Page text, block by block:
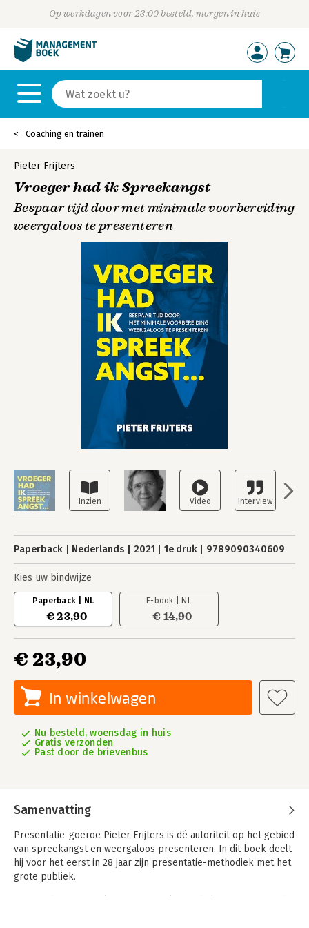
Op werkdagen voor 23:00 besteld, morgen in huis
Coaching en trainen
Pieter Frijters
Vroeger had ik Spreekangst
Bespaar tijd door met minimale voorbereiding
weergaloos te presenteren
Paperback Nederlands 2021 1e druk 9789090340609
Kies uw bindwijze
Paperback | NL
€ 23,90
E-book | NL
€ 14,90
€ 23,90
In winkelwagen
Nu besteld, woensdag in huis
Gratis verzonden
Past door de brievenbus
Samenvatting
Presentatie-goeroe Pieter Frijters is dé autoriteit op het gebied
van spreekangst en weergaloos presenteren. In dit boek deelt
hij voor het eerst in 28 jaar zijn presentatie-methodiek met het
grote publiek.